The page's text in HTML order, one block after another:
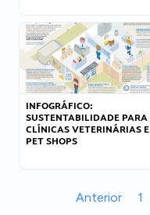
INFOGRÁFICO:
SUSTENTABILIDADE PARA
CLÍNICAS VETERINÁRIAS E
PET SHOPS
Anterior 1